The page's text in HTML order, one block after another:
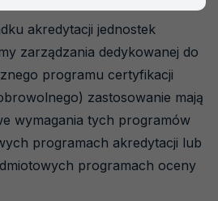
akredytacji jednostek
zarządzania dedykowanej do
programu certyfikacji
zastosowanie mają
wymagania tych programów
programach akredytacji lub
programach oceny